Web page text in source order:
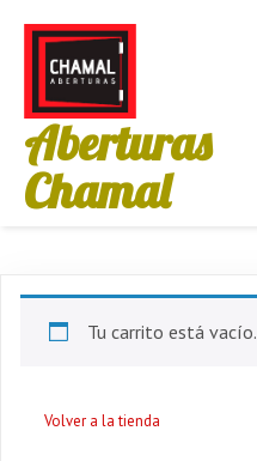
Aberturas
Chamal
Tu carrito está vacío.
Volver a la tienda